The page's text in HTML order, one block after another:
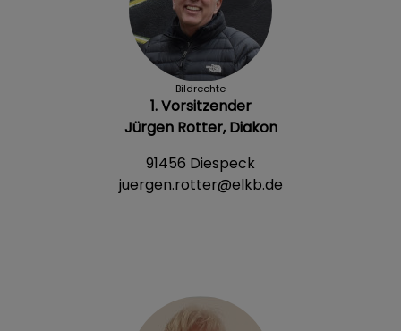
Bildrechte
1. Vorsitzender
Jürgen Rotter, Diakon
91456 Diespeck
juergen.rotter@elkb.de